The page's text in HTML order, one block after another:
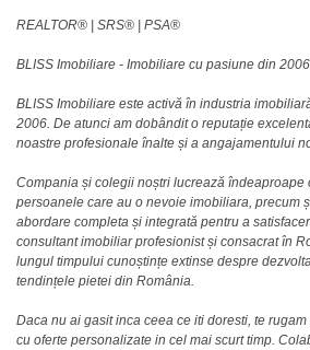
REALTOR®️ | SRS®️ | PSA®️
BLISS Imobiliare - Imobiliare cu pasiune din
BLISS Imobiliare este activă în industria
2006. De atunci am dobândit o reputație
noastre profesionale înalte și a angajamentului
Compania și colegii noștri lucrează îndeaproape
persoanele care au o nevoie imobiliara, precum
abordare completa și integrată pentru a
consultant imobiliar profesionist și consacrat în
lungul timpului cunoștințe extinse despre
tendințele pietei din România.
Daca nu ai gasit inca ceea ce iti doresti, te rugam
cu oferte personalizate in cel mai scurt timp.